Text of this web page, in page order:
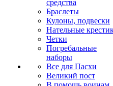
средства
Браслеты
Кулоны, подвески
Нательные
Четки
Погребальные
наборы
Все для Пасхи
Великий пост